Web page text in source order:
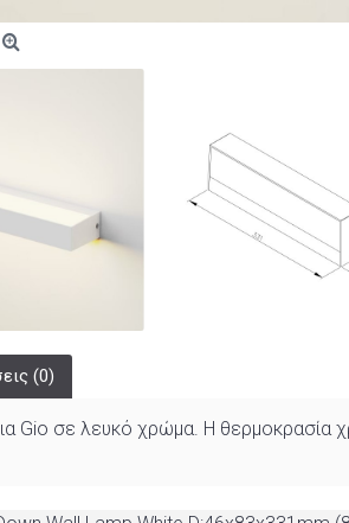
(0)
Gio σε λευκό χρώμα. Η